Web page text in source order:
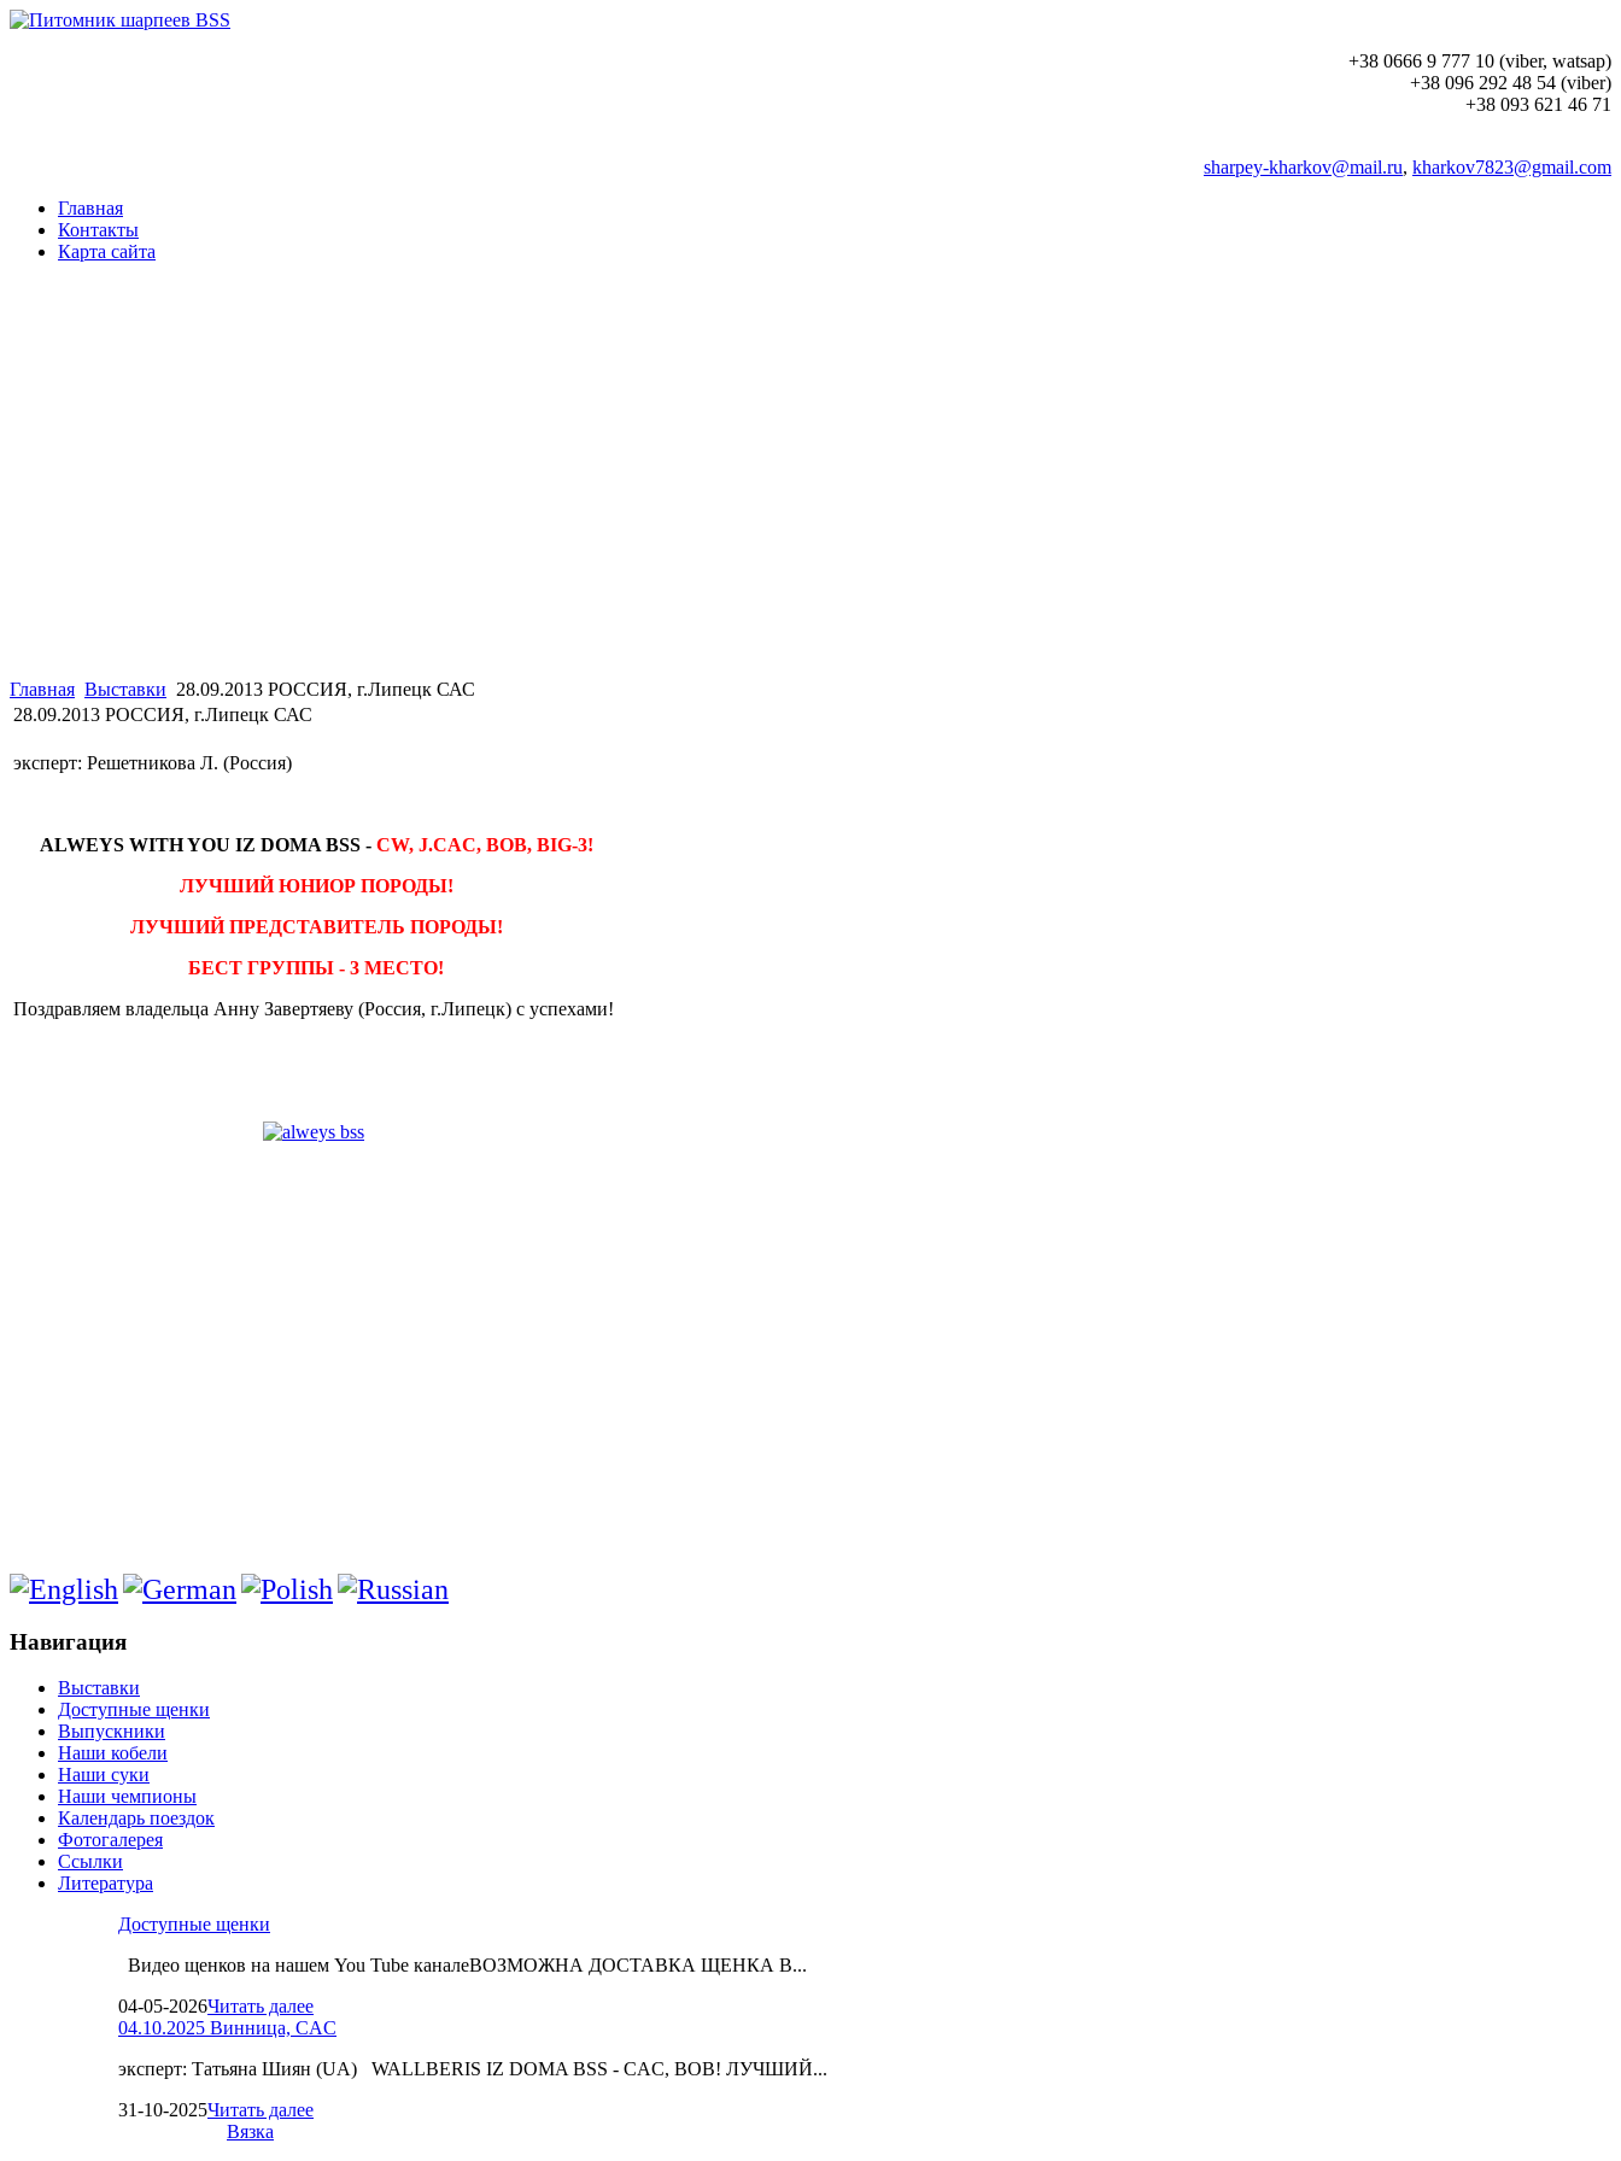
+38 0666 9 777 10 (viber, watsap)
+38 096 292 48 54 (viber)
+38 093 621 46 71
sharpey-kharkov@mail.ru, kharkov7823@gmail.com
Главная
Контакты
Карта сайта
Главная Выставки 28.09.2013 РОССИЯ, г.Липецк САС
28.09.2013 РОССИЯ, г.Липецк САС
эксперт: Решетникова Л. (Россия)
ALWEYS WITH YOU IZ DOMA BSS - CW, J.CAC, BOB, BIG-3!
ЛУЧШИЙ ЮНИОР ПОРОДЫ!
ЛУЧШИЙ ПРЕДСТАВИТЕЛЬ ПОРОДЫ!
БЕСТ ГРУППЫ - 3 МЕСТО!
Поздравляем владельца Анну Завертяеву (Россия, г.Липецк) с успехами!
Навигация
Выставки
Доступные щенки
Выпускники
Наши кобели
Наши суки
Наши чемпионы
Календарь поездок
Фотогалерея
Ссылки
Литература
Доступные щенки
Видео щенков на нашем You Tube каналеВОЗМОЖНА ДОСТАВКА ЩЕНКА В...
04-05-2026Читать далее
04.10.2025 Винница, CAC
эксперт: Татьяна Шиян (UA) WALLBERIS IZ DOMA BSS - CAC, BOB! ЛУЧШИЙ...
31-10-2025Читать далее
Вязка